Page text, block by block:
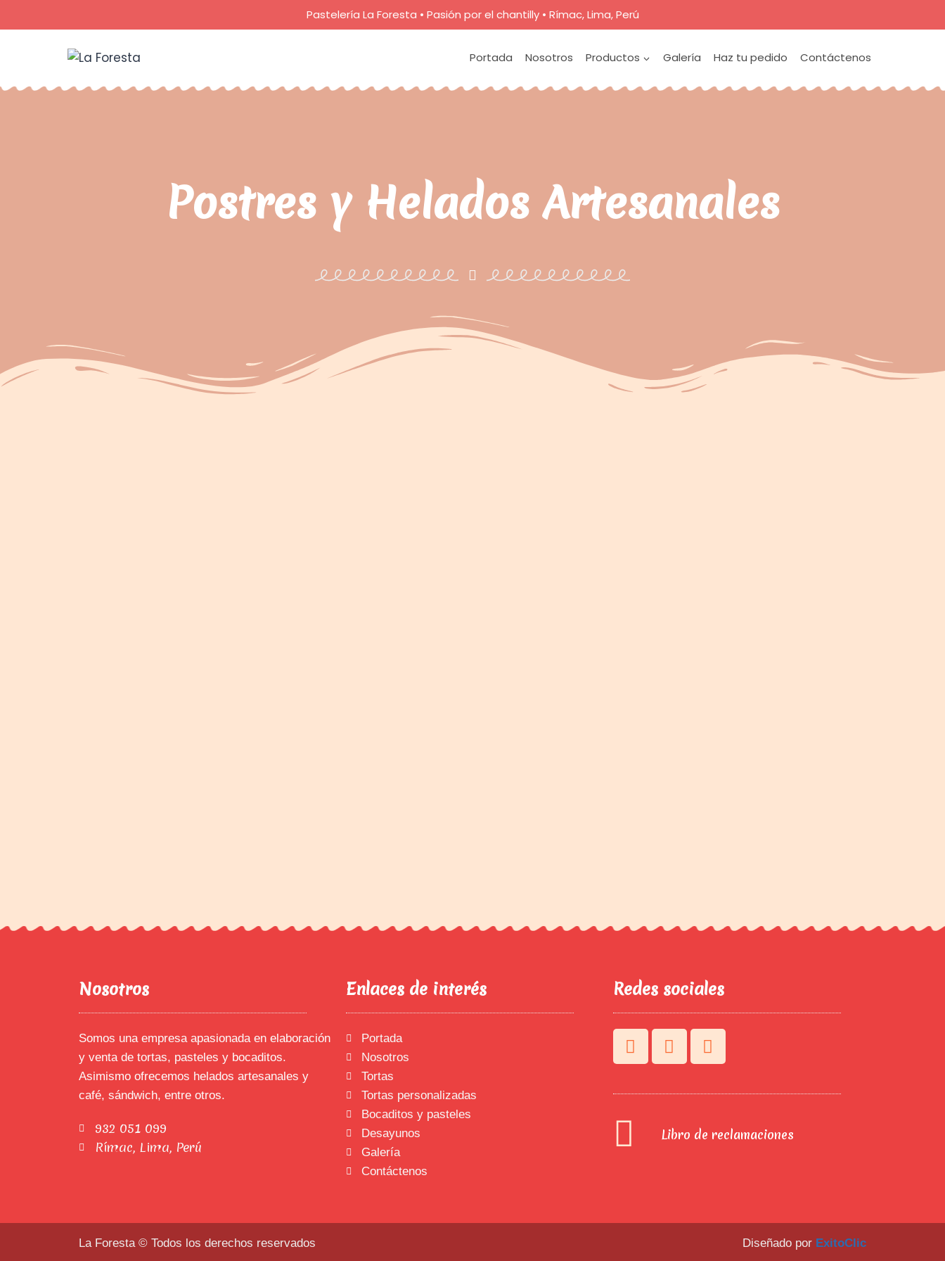
Pastelería La Foresta • Pasión por el chantilly • Rímac, Lima, Perú
Portada Nosotros Productos Galería Haz tu pedido Contáctenos
Postres y Helados Artesanales
Nosotros
Somos una empresa apasionada en elaboración
y venta de tortas, pasteles y bocaditos.
Asimismo ofrecemos helados artesanales y
café, sándwich, entre otros.
932 051 099
Rímac, Lima, Perú
Enlaces de interés
Portada
Nosotros
Tortas
Tortas personalizadas
Bocaditos y pasteles
Desayunos
Galería
Contáctenos
Redes sociales
Libro de reclamaciones
La Foresta © Todos los derechos reservados Diseñado por ExitoClic